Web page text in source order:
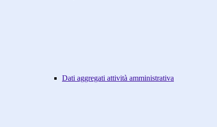
Dati aggregati attività amministrativa